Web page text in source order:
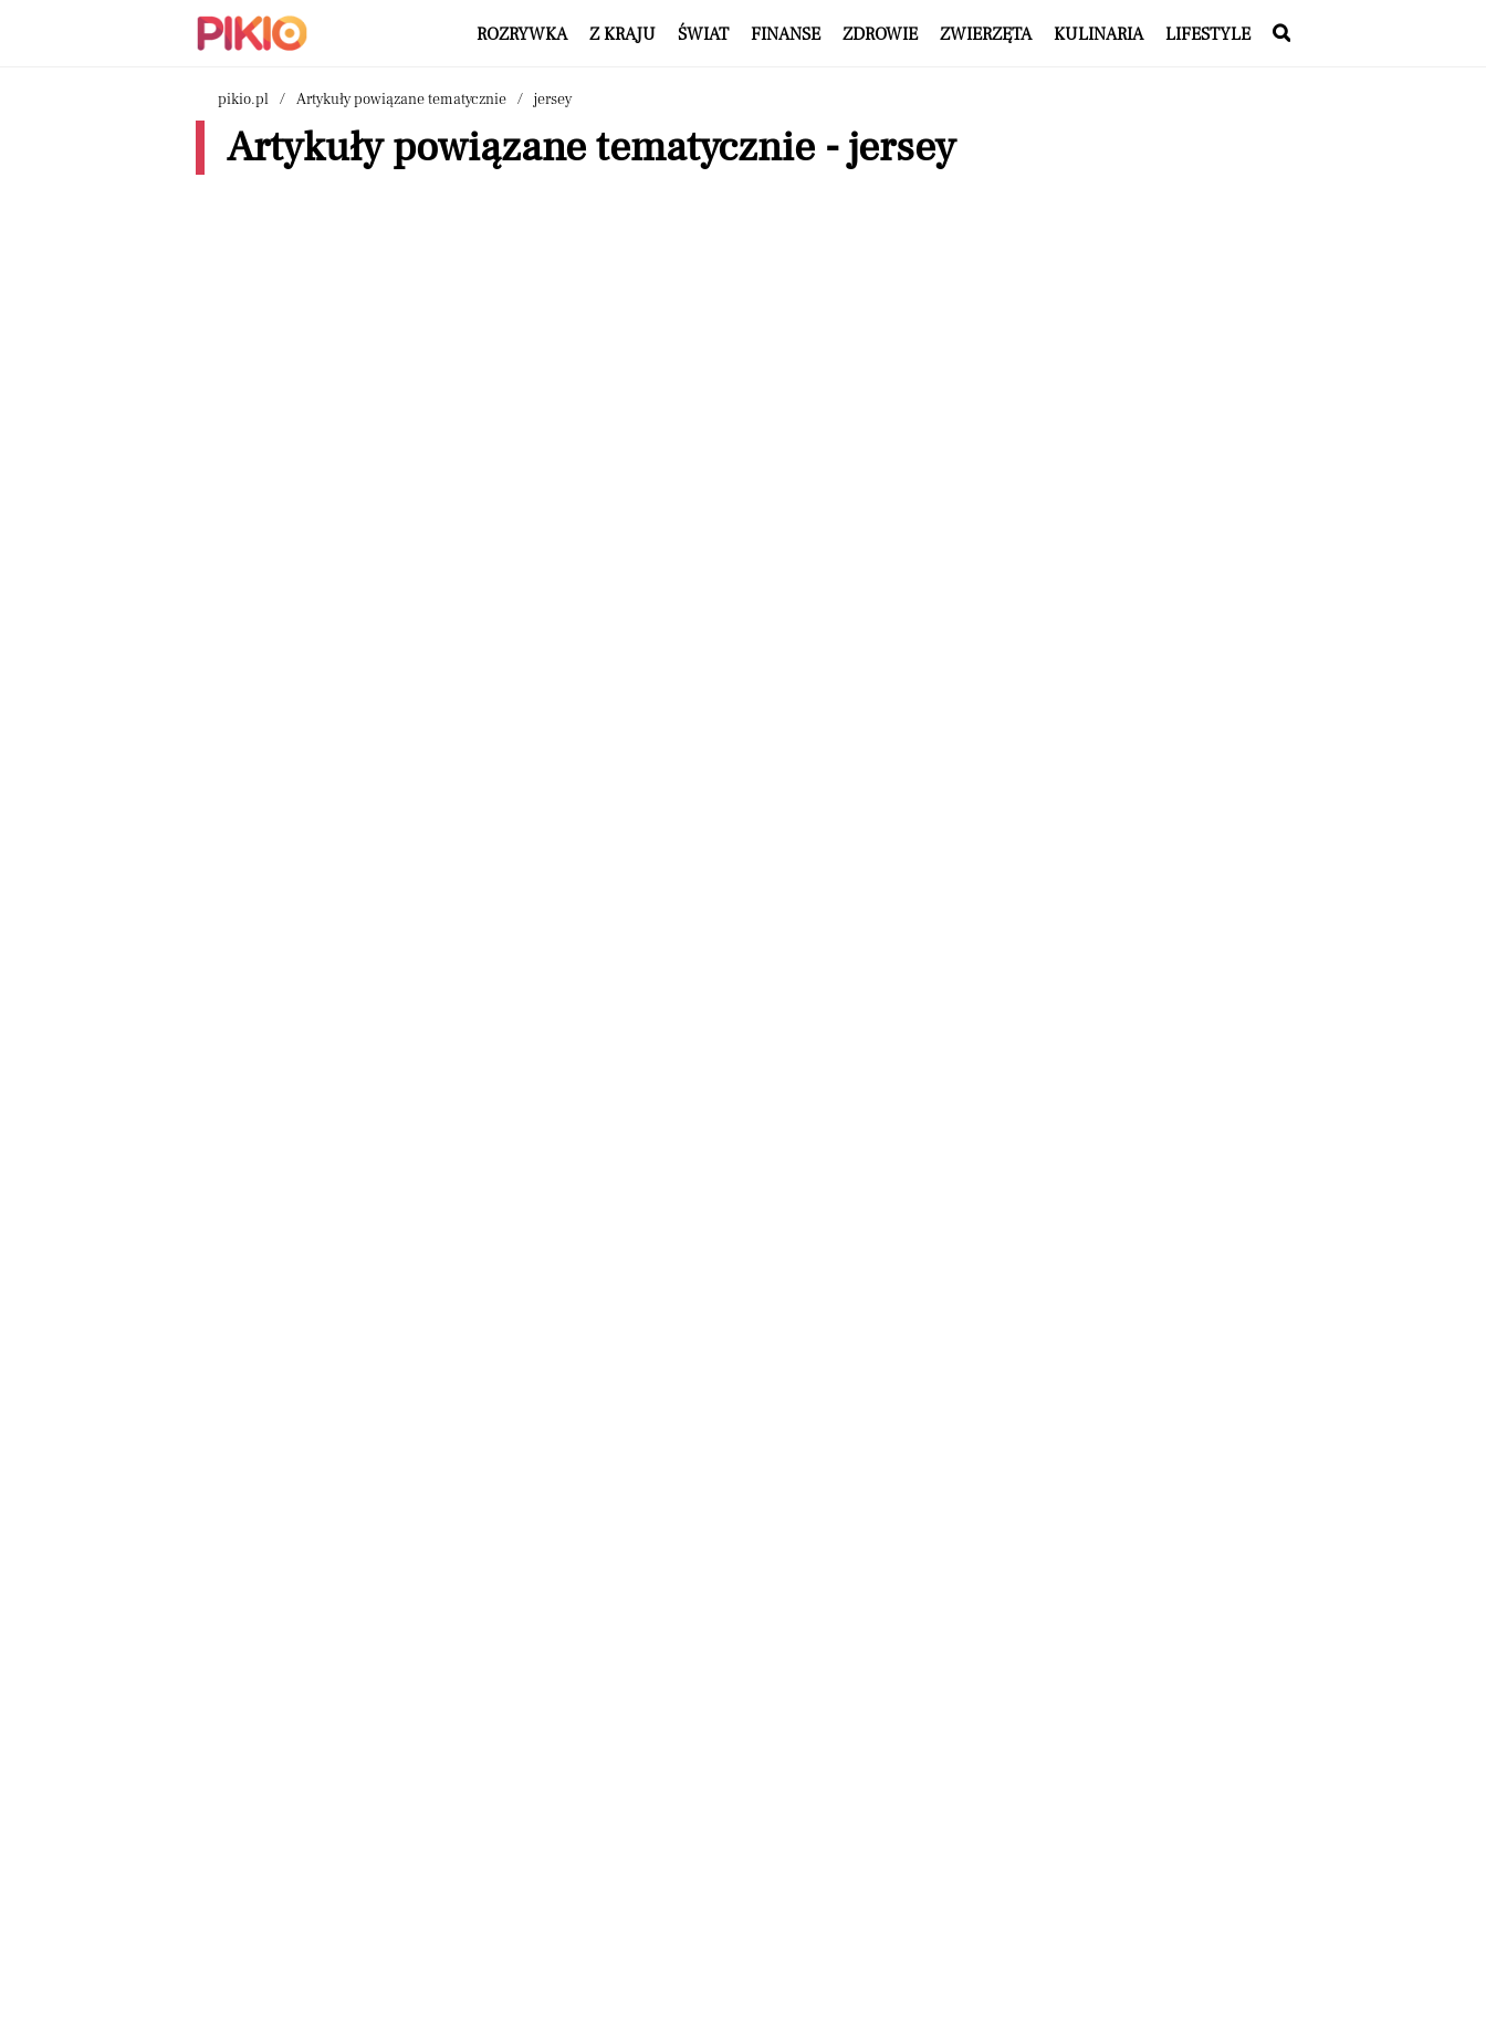
ROZRYWKA Z KRAJU ŚWIAT FINANSE ZDROWIE ZWIERZĘTA KULINARIA LIFESTYLE
pikio.pl Artykuły powiązane tematycznie jersey
Artykuły powiązane tematycznie - jersey